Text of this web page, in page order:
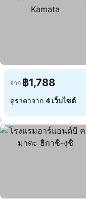
จาก ฿1,788
ดูราคาจาก 4 เว็บไซต์